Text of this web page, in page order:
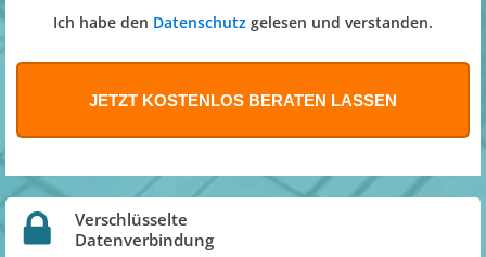
Ich habe den Datenschutz gelesen und verstanden.
Verschlüsselte
Datenverbindung